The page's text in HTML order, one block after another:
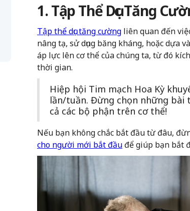
1. Tập Thể Dục Tăng
Tập thể dục tăng cườngliên quan đến
nâng tạ, sử dụng băng kháng, hoặc dựa
áp lực lên cơ thể của chúng ta, từ đó
thời gian.
Hiệp hội Tim mạch Hoa Kỳ
lần/tuần. Đừng chọn những bài
cả các bộ phận trên cơ thể!
Nếu bạn không chắc bắt đầu từ đâu,
cho người mới bắt đầuđể giúp bạn bắt